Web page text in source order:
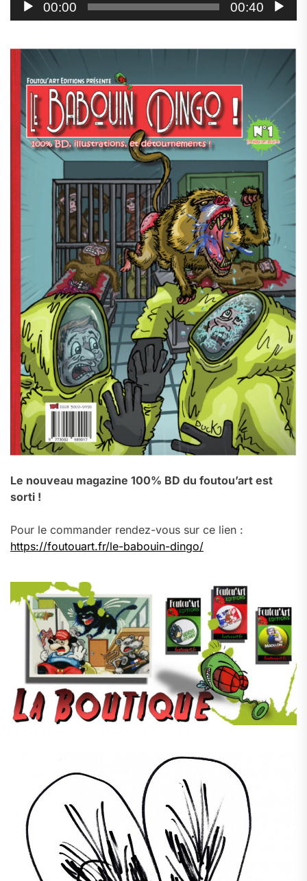
00:00 00:40
Le nouveau magazine 100% BD du foutou’art est
sorti !
Pour le commander rendez-vous sur ce lien :
https://foutouart.fr/le-babouin-dingo/